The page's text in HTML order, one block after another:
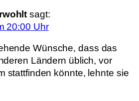
sagt:
20:00 Uhr
Wünsche, dass das
Ländern üblich, vor
stattfinden könnte, lehnte sie